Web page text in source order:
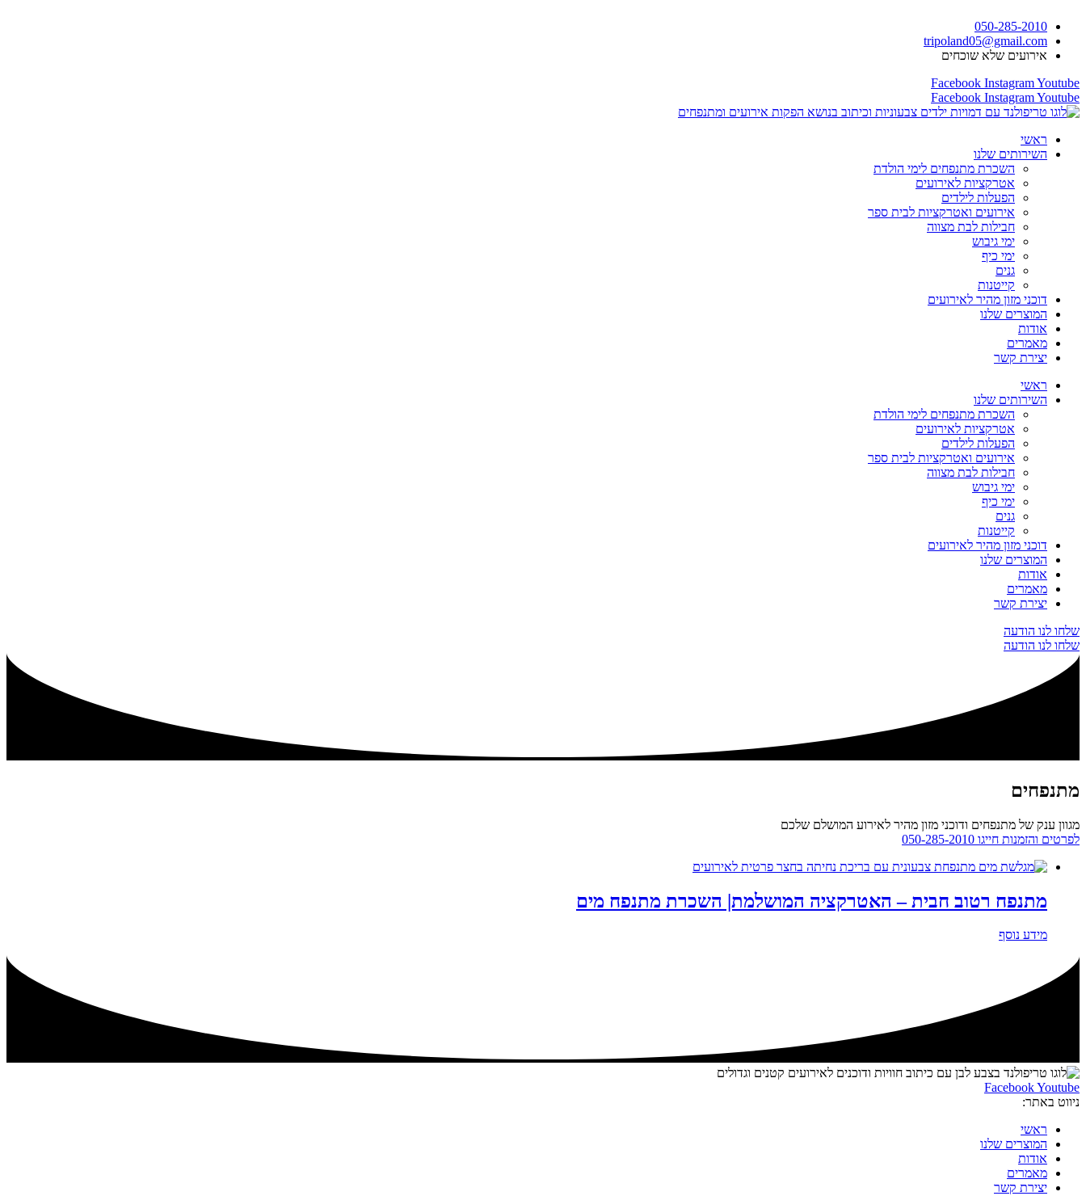
לתוכן
050-285-2010
tripoland05@gmail.com
אירועים שלא שוכחים
Facebook InstagramYoutube
Facebook InstagramYoutube
ראשי
השירותים שלנו
השכרת מתנפחים לימי הולדת
אטרקציות לאירועים
הפעלות לילדים
אירועים ואטרקציות לבית ספר
חבילות לבת מצווה
ימי גיבוש
ימי כיף
גנים
קייטנות
דוכני מזון מהיר לאירועים
המוצרים שלנו
אודות
מאמרים
יצירת קשר
ראשי
השירותים שלנו
השכרת מתנפחים לימי הולדת
אטרקציות לאירועים
הפעלות לילדים
אירועים ואטרקציות לבית ספר
חבילות לבת מצווה
ימי גיבוש
ימי כיף
גנים
קייטנות
דוכני מזון מהיר לאירועים
המוצרים שלנו
אודות
מאמרים
יצירת קשר
שלחו לנו הודעה
שלחו לנו הודעה
מתנפחים
מגוון ענק של מתנפחים ודוכני מזון מהיר לאירוע המושלם שלכם
לפרטים והזמנות חייגו 050-285-2010
מתנפח רטוב חבית – האטרקציה המושלמת| השכרת מתנפח מים
מידע נוסף
FacebookYoutube
ניווט באתר:
ראשי
המוצרים שלנו
אודות
מאמרים
יצירת קשר